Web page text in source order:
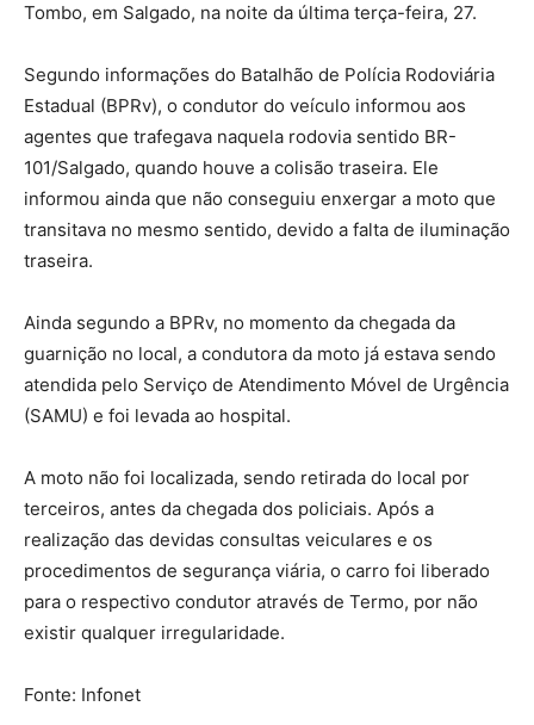
Tombo, em Salgado, na noite da última terça-feira, 27.
Segundo informações do Batalhão de Polícia Rodoviária
Estadual (BPRv), o condutor do veículo informou aos
agentes que trafegava naquela rodovia sentido BR-
101/Salgado, quando houve a colisão traseira. Ele
informou ainda que não conseguiu enxergar a moto que
transitava no mesmo sentido, devido a falta de iluminação
traseira.
Ainda segundo a BPRv, no momento da chegada da
guarnição no local, a condutora da moto já estava sendo
atendida pelo Serviço de Atendimento Móvel de Urgência
(SAMU) e foi levada ao hospital.
A moto não foi localizada, sendo retirada do local por
terceiros, antes da chegada dos policiais. Após a
realização das devidas consultas veiculares e os
procedimentos de segurança viária, o carro foi liberado
para o respectivo condutor através de Termo, por não
existir qualquer irregularidade.
Fonte: Infonet